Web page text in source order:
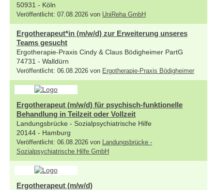
50931 - Köln
Veröffentlicht: 07.08.2026 von UniReha GmbH
Ergotherapeut*in (m/w/d) zur Erweiterung unseres
Teams gesucht
Ergotherapie-Praxis Cindy & Claus Bödigheimer PartG
74731 - Walldürn
Veröffentlicht: 06.08.2026 von Ergotherapie-Praxis Bödigheimer
Ergotherapeut (m/w/d) für psychisch-funktionelle
Behandlung in Teilzeit oder Vollzeit
Landungsbrücke - Sozialpsychiatrische Hilfe
20144 - Hamburg
Veröffentlicht: 06.08.2026 von
Landungsbrücke -
Sozialpsychiatrische Hilfe GmbH
Ergotherapeut (m/w/d)